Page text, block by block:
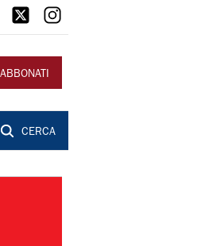
ABBONATI
CERCA